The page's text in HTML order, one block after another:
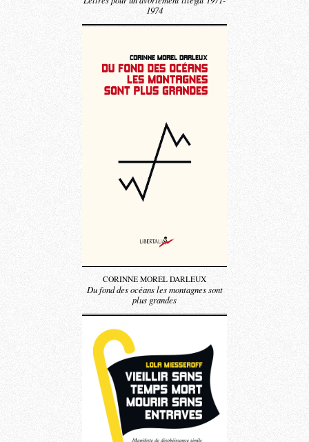
1974
CORINNE MOREL DARLEUX
Du fond des océans les montagnes sont
plus grandes